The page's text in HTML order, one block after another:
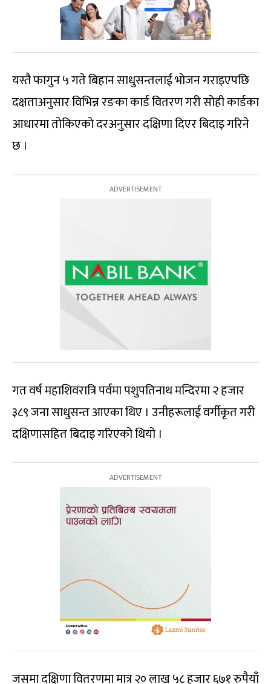
यस्तै फागुन ५ गते बिहान साधुसन्तलाई भोजन गराइएपछि
दक्षताअनुसार विभिन्न रङका कार्ड वितरण गरी सोही कार्डका
आधारमा तोकिएको दरअनुसार दक्षिणा दिएर बिदाइ गरिने
छ ।
गत वर्ष महाशिवरात्रि पर्वमा पशुपतिनाथ मन्दिरमा २ हजार
३८९ जना साधुसन्त आएका थिए । उनीहरूलाई वर्गीकृत गरी
दक्षिणासहित बिदाइ गरिएको थियो ।
जसमा दक्षिणा वितरणमा मात्र २० लाख ५८ हजार ६७१ रुपैयाँ